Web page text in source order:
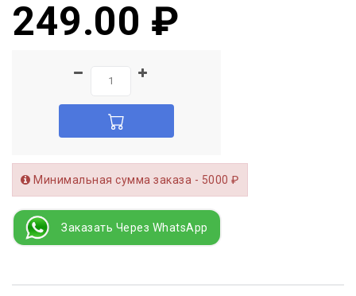
249.00 ₽
Минимальная сумма заказа - 5000 ₽
Заказать Через WhatsApp